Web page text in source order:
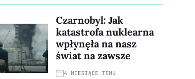
Czarnobyl: Jak
katastrofa nuklearna
wpłynęła na nasz
świat na zawsze
4 MIESIĄCE TEMU